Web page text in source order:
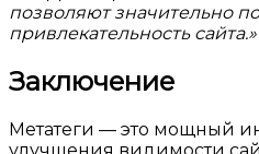
позволяют значительно
привлекательность сайта.»
Заключение
Метатеги — это мощный
улучшения видимости